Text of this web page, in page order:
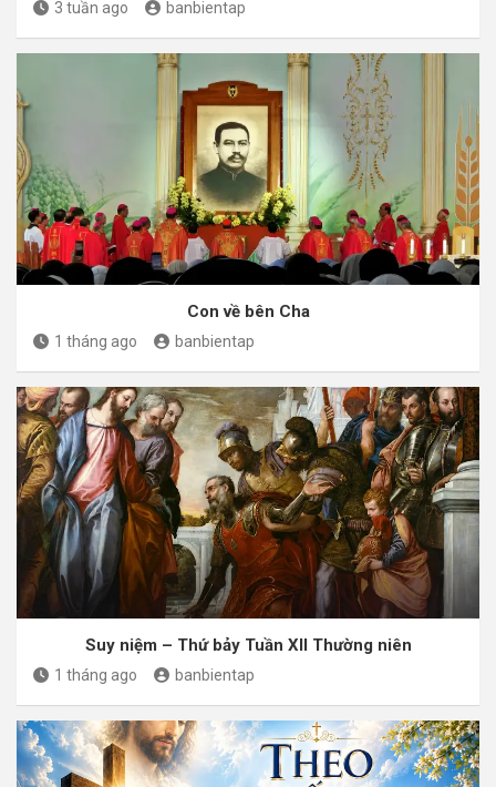
3 tuần ago banbientap
Con về bên Cha
1 tháng ago banbientap
Suy niệm – Thứ bảy Tuần XII Thường niên
1 tháng ago banbientap